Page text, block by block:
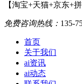
【淘宝+天猫+京东+
免费咨询热线： 135-
首页
关于我们
ai资讯
ai动态